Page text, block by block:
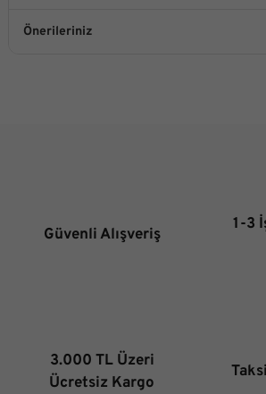
Önerileriniz
Ürün fiyatı diğer sitelerden daha pahalı.
Güvenli Alışveriş
1-3
3.000 TL Üzeri
Ücretsiz Kargo